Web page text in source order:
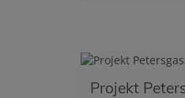
Projekt